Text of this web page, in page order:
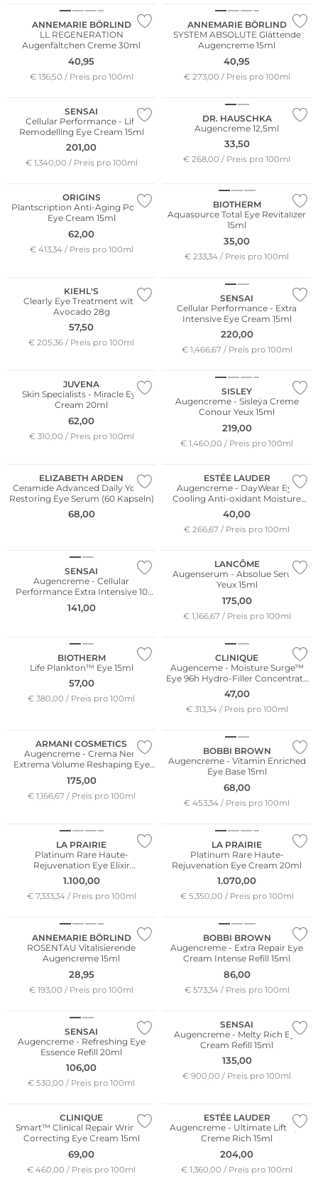
ANNEMARIE BÖRLIND
LL REGENERATION
Augenfältchen Creme 30ml
40,95
€ 136,50 / Preis pro 100ml
ANNEMARIE BÖRLIND
SYSTEM ABSOLUTE Glättende
Augencreme 15ml
40,95
€ 273,00 / Preis pro 100ml
SENSAI
Cellular Performance - Lift
Remodelling Eye Cream 15ml
201,00
€ 1,340,00 / Preis pro 100ml
DR. HAUSCHKA
Augencreme 12,5ml
33,50
€ 268,00 / Preis pro 100ml
ORIGINS
Plantscription Anti-Aging Power
Eye Cream 15ml
62,00
€ 413,34 / Preis pro 100ml
BIOTHERM
Aquasource Total Eye Revitalizer
15ml
35,00
€ 233,34 / Preis pro 100ml
KIEHL'S
Clearly Eye Treatment with
Avocado 28g
57,50
€ 205,36 / Preis pro 100ml
SENSAI
Cellular Performance - Extra
Intensive Eye Cream 15ml
220,00
€ 1,466,67 / Preis pro 100ml
JUVENA
Skin Specialists - Miracle Eye
Cream 20ml
62,00
€ 310,00 / Preis pro 100ml
SISLEY
Augencreme - Sisleÿa Creme
Conour Yeux 15ml
219,00
€ 1,460,00 / Preis pro 100ml
ELIZABETH ARDEN
Ceramide Advanced Daily Youth
Restoring Eye Serum (60 Kapseln)
68,00
ESTÉE LAUDER
Augencreme - DayWear Eye
Cooling Anti-oxidant Moisture
GelCreme 15ml
40,00
€ 266,67 / Preis pro 100ml
SENSAI
Augencreme - Cellular
Performance Extra Intensive 10
Minute Revitalising Pads 10x6ml
141,00
LANCÔME
Augenserum - Absolue Serum
Yeux 15ml
175,00
€ 1,166,67 / Preis pro 100ml
BIOTHERM
Life Plankton™ Eye 15ml
57,00
€ 380,00 / Preis pro 100ml
CLINIQUE
Augenceme - Moisture Surge™
Eye 96h Hydro-Filler Concentrate
15ml
47,00
€ 313,34 / Preis pro 100ml
ARMANI COSMETICS
Augencreme - Crema Nera
Extrema Volume Reshaping Eye
Serum 15ml
175,00
€ 1,166,67 / Preis pro 100ml
BOBBI BROWN
Augencreme - Vitamin Enriched
Eye Base 15ml
68,00
€ 453,34 / Preis pro 100ml
LA PRAIRIE
Platinum Rare Haute-
Rejuvenation Eye Elixir
Augenserum 15ml
1.100,00
€ 7,333,34 / Preis pro 100ml
LA PRAIRIE
Platinum Rare Haute-
Rejuvenation Eye Cream 20ml
1.070,00
€ 5,350,00 / Preis pro 100ml
ANNEMARIE BÖRLIND
ROSENTAU Vitalisierende
Augencreme 15ml
28,95
€ 193,00 / Preis pro 100ml
BOBBI BROWN
Augencreme - Extra Repair Eye
Cream Intense Refill 15ml
86,00
€ 573,34 / Preis pro 100ml
SENSAI
Augencreme - Refreshing Eye
Essence Refill 20ml
106,00
€ 530,00 / Preis pro 100ml
SENSAI
Augencreme - Melty Rich Eye
Cream Refill 15ml
135,00
€ 900,00 / Preis pro 100ml
CLINIQUE
Smart™ Clinical Repair Wrinkle
Correcting Eye Cream 15ml
69,00
€ 460,00 / Preis pro 100ml
ESTÉE LAUDER
Augencreme - Ultimate Lift Eye
Creme Rich 15ml
204,00
€ 1,360,00 / Preis pro 100ml